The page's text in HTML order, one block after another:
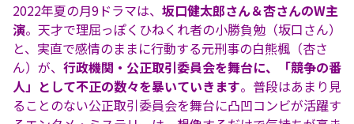
2022年夏の月9ドラマは、 坂口健太郎さん＆杏さんのW主
演。天才で理屈っぽくひねくれ者の小勝負勉（坂口さん）
と、実直で感情のままに行動する元刑事の白熊楓（杏さ
ん）が、 行政機関・公正取引委員会を舞台に、「競争の番
人」として不正の数々を暴いていきます。普段はあまり見
ることのない公正取引委員会を舞台に凸凹コンビが活躍す